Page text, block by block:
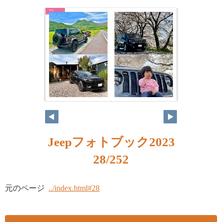
Jeepフォトブック2023
28/252
元のページ ../index.html#28